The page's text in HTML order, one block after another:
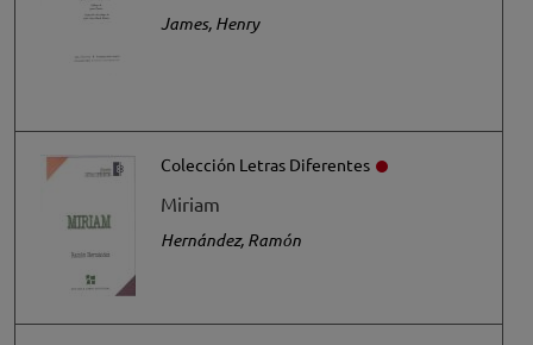
James, Henry
Colección Letras Diferentes
Miriam
Hernández, Ramón